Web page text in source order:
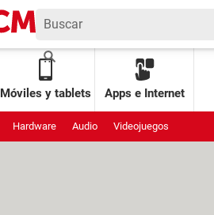
Móviles y tablets Apps e Internet
Hardware Audio Videojuegos